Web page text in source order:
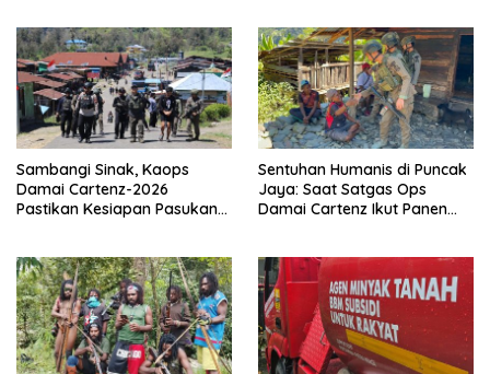
Sambangi Sinak, Kaops
Damai Cartenz-2026
Pastikan Kesiapan Pasukan
Sentuhan Humanis di Puncak
Jaya: Saat Satgas Ops
Damai Cartenz Ikut Panen